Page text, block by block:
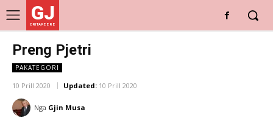
GJ
DRITARE E RE
Preng Pjetri
PAKATEGORI
10 Prill 2020 Updated: 10 Prill 2020
Nga Gjin Musa